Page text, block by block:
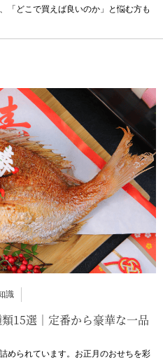
「どこで買えば良いのか」と悩む方も
識
15選｜定番から豪華な一品
められています。お正月のおせちを彩